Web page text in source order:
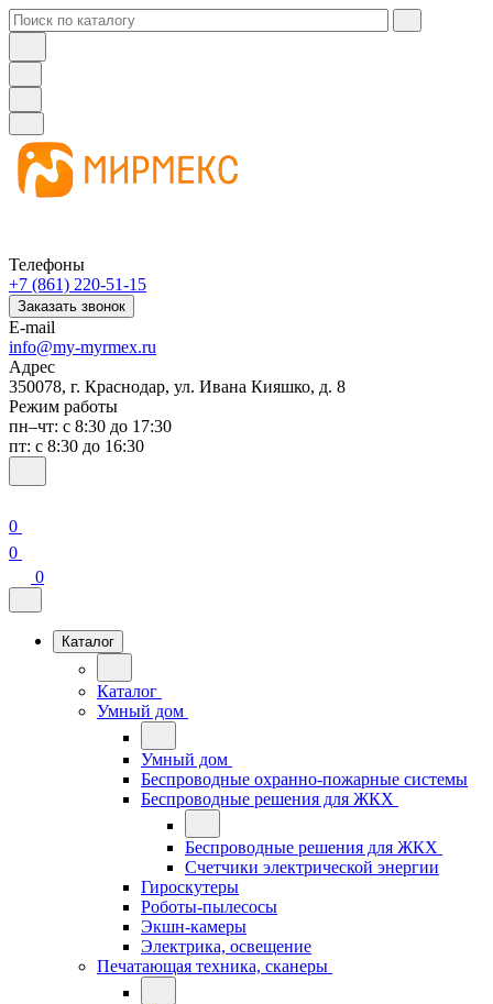
Телефоны
+7 (861) 220-51-15
Заказать звонок
E-mail
info@my-myrmex.ru
Адрес
350078, г. Краснодар, ул. Ивана Кияшко, д. 8
Режим работы
пн–чт: с 8:30 до 17:30
пт: с 8:30 до 16:30
0
0
0
Каталог
Каталог
Умный дом
Умный дом
Беспроводные охранно-пожарные системы
Беспроводные решения для ЖКХ
Беспроводные решения для ЖКХ
Счетчики электрической энергии
Гироскутеры
Роботы-пылесосы
Экшн-камеры
Электрика, освещение
Печатающая техника, сканеры